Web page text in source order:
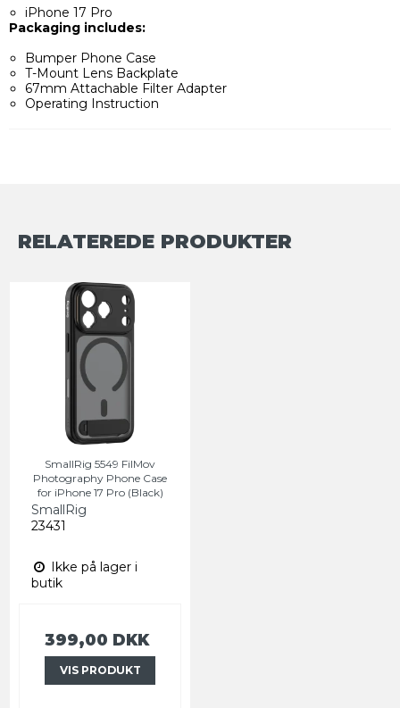
iPhone 17 Pro
Packaging includes:
Bumper Phone Case
T-Mount Lens Backplate
67mm Attachable Filter Adapter
Operating Instruction
RELATEREDE PRODUKTER
SmallRig 5549 FilMov
Photography Phone Case
for iPhone 17 Pro (Black)
SmallRig
23431
Ikke på lager i
butik
399,00 DKK
VIS PRODUKT